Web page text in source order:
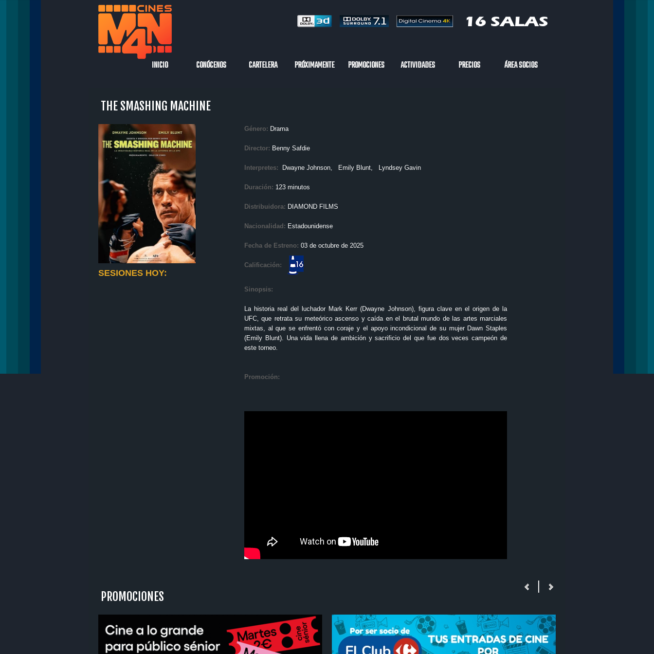
INICIO CONÓCENOS CARTELERA PRÓXIMAMENTE PROMOCIONES ACTIVIDADES PRECIOS ÁREA SOCIOS
THE SMASHING MACHINE
SESIONES HOY:
Género: Drama
Director: Benny Safdie
Interpretes: Dwayne Johnson, Emily Blunt, Lyndsey Gavin
Duración: 123 minutos
Distribuidora: DIAMOND FILMS
Nacionalidad: Estadounidense
Fecha de Estreno: 03 de octubre de 2025
Calificación:
Sinopsis:
La historia real del luchador Mark Kerr (Dwayne Johnson), figura clave en el origen de la
UFC, que retrata su meteórico ascenso y caída en el brutal mundo de las artes marciales
mixtas, al que se enfrentó con coraje y el apoyo incondicional de su mujer Dawn Staples
(Emily Blunt). Una vida llena de ambición y sacrificio del que fue dos veces campeón de
este torneo.
Promoción:
PROMOCIONES